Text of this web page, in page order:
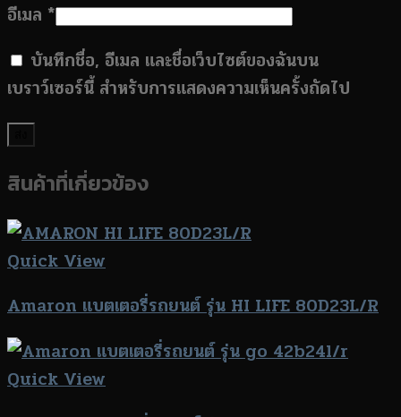
อีเมล *
บันทึกชื่อ, อีเมล และชื่อเว็บไซต์ของฉันบน
เบราว์เซอร์นี้ สำหรับการแสดงความเห็นครั้งถัดไป
สินค้าที่เกี่ยวข้อง
Quick View
Amaron แบตเตอรี่รถยนต์ รุ่น HI LIFE 80D23L/R
Quick View